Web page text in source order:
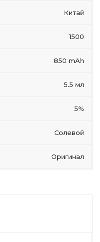
Китай
1500
850 mAh
5.5 мл
5%
Солевой
Оригинал